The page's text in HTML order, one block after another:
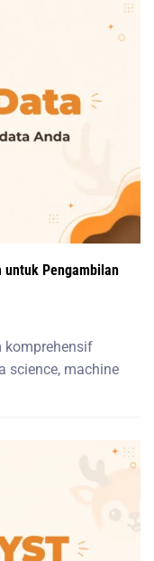
untuk Pengambilan
komprehensif
science, machine